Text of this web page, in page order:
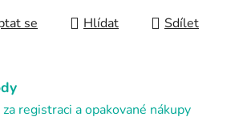
se Hlídat Sdílet
registraci a opakované nákupy